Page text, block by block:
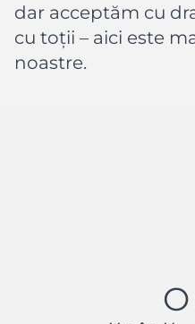
dar acceptăm cu
cu toții – aici este
noastre.